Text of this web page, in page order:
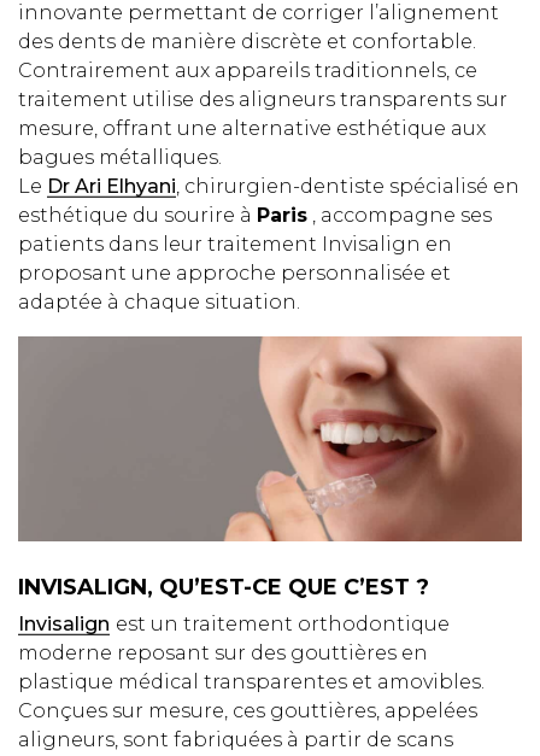
innovante permettant de corriger l’alignement
des dents de manière discrète et confortable.
Contrairement aux appareils traditionnels, ce
traitement utilise des aligneurs transparents sur
mesure, offrant une alternative esthétique aux
bagues métalliques.
Le Dr Ari Elhyani, chirurgien-dentiste spécialisé en
esthétique du sourire à Paris , accompagne ses
patients dans leur traitement Invisalign en
proposant une approche personnalisée et
adaptée à chaque situation.
INVISALIGN, QU’EST-CE QUE C’EST ?
Invisalign est un traitement orthodontique
moderne reposant sur des gouttières en
plastique médical transparentes et amovibles.
Conçues sur mesure, ces gouttières, appelées
aligneurs, sont fabriquées à partir de scans